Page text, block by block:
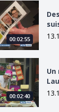
de Nobel
00:02:55
à
00:02:40
Un